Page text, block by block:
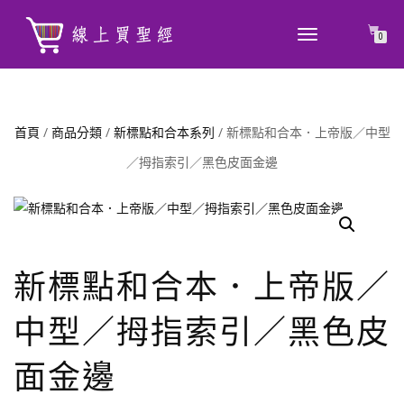
TOGGLE
0
首頁 / 商品分類/ 新標點和合本系列 / 新標點和合本．上帝版／中型
／拇指索引／黑色皮面金邊
新標點和合本．上帝版／
中型／拇指索引／黑色皮
面金邊